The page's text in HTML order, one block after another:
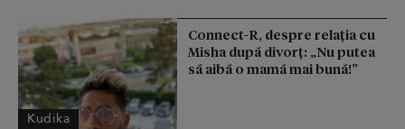
Kudika
Connect-R, despre relația cu
Misha după divorț: „Nu putea
să aibă o mamă mai bună!”